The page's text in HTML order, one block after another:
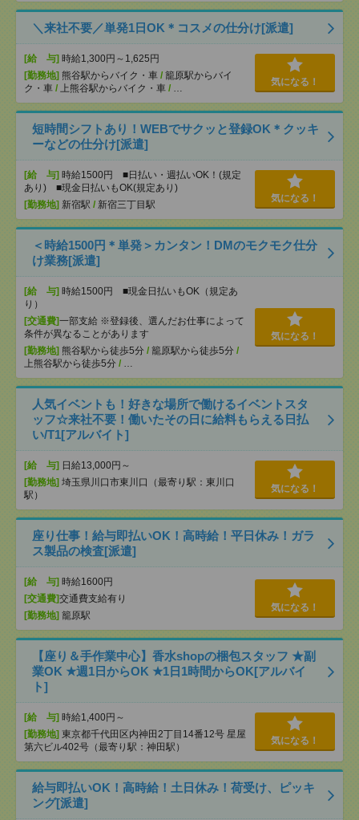
＼来社不要／単発1日OK＊コスメの仕分け[派遣]
[給 与] 時給1,300円～1,625円
[勤務地] 熊谷駅からバイク・車 / 籠原駅からバイ
ク・車 / 上熊谷駅からバイク・車 / …
気になる！
短時間シフトあり！WEBでサクッと登録OK＊クッキ
ーなどの仕分け[派遣]
[給 与] 時給1500円 ■日払い・週払いOK！(規定
あり) ■現金日払いもOK(規定あり)
[勤務地] 新宿駅 / 新宿三丁目駅
気になる！
＜時給1500円＊単発＞カンタン！DMのモクモク仕分
け業務[派遣]
[給 与] 時給1500円 ■現金日払いもOK（規定あ
り）
[交通費]一部支給 ※登録後、選んだお仕事によって
条件が異なることがあります
[勤務地] 熊谷駅から徒歩5分 / 籠原駅から徒歩5分 /
上熊谷駅から徒歩5分 / …
気になる！
人気イベントも！好きな場所で働けるイベントスタ
ッフ☆来社不要！働いたその日に給料もらえる日払
い/T1[アルバイト]
[給 与] 日給13,000円～
[勤務地] 埼玉県川口市東川口（最寄り駅：東川口
駅）
気になる！
座り仕事！給与即払いOK！高時給！平日休み！ガラ
ス製品の検査[派遣]
[給 与] 時給1600円
[交通費]交通費支給有り
[勤務地] 籠原駅
気になる！
【座り＆手作業中心】香水shopの梱包スタッフ ★副
業OK ★週1日からOK ★1日1時間からOK[アルバイ
ト]
[給 与] 時給1,400円～
[勤務地] 東京都千代田区内神田2丁目14番12号 星屋
第六ビル402号（最寄り駅：神田駅）
気になる！
給与即払いOK！高時給！土日休み！荷受け、ピッキ
ング[派遣]